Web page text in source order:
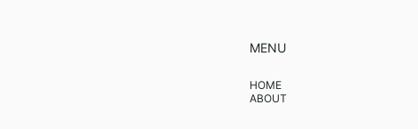
MENU
HOME
ABOUT